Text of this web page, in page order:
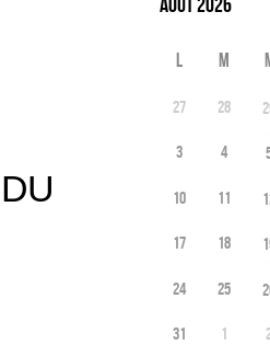
L M
27 28
3 4
10 11
17 18
24 25
31 1